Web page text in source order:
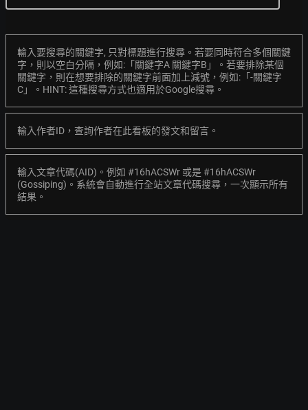
輸入要搜尋的關鍵字, 只對標題進行搜尋。若要同時符合多個關鍵
字，則以空白分隔，例如:「關鍵字A 關鍵字B」。若要排除某個
關鍵字，則在想要排除的關鍵字前面加上減號，例如:「-關鍵字
C」。HINT: 這種搜尋方式也適用於Google搜尋。
輸入作者ID，查詢作者在此看板的發文和留言。
輸入文章代碼(AID)。例如 #16hACSWr 或是 #16hACSWr
(Gossiping)。系統會自動進行全站文章代碼搜尋，一次顯示所有
結果。